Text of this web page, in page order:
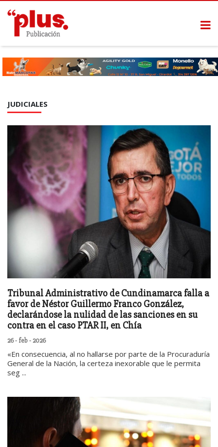
JUDICIALES
Tribunal Administrativo de Cundinamarca falla a
favor de Néstor Guillermo Franco González,
declarándose la nulidad de las sanciones en su
contra en el caso PTAR II, en Chía
26 - feb - 2026
«En consecuencia, al no hallarse por parte de la Procuraduría
General de la Nación, la certeza inexorable que le permita
seg ...